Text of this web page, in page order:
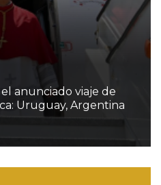
anunciado viaje de
Uruguay, Argentina